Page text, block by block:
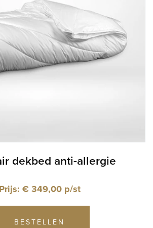
dekbed anti-allergie
Prijs: € 349,00 p/st
BESTELLEN